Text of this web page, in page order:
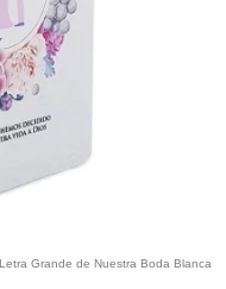
Grande de Nuestra Boda Blanca